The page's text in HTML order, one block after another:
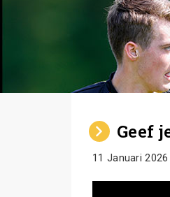
Geef
11 Januari 2026